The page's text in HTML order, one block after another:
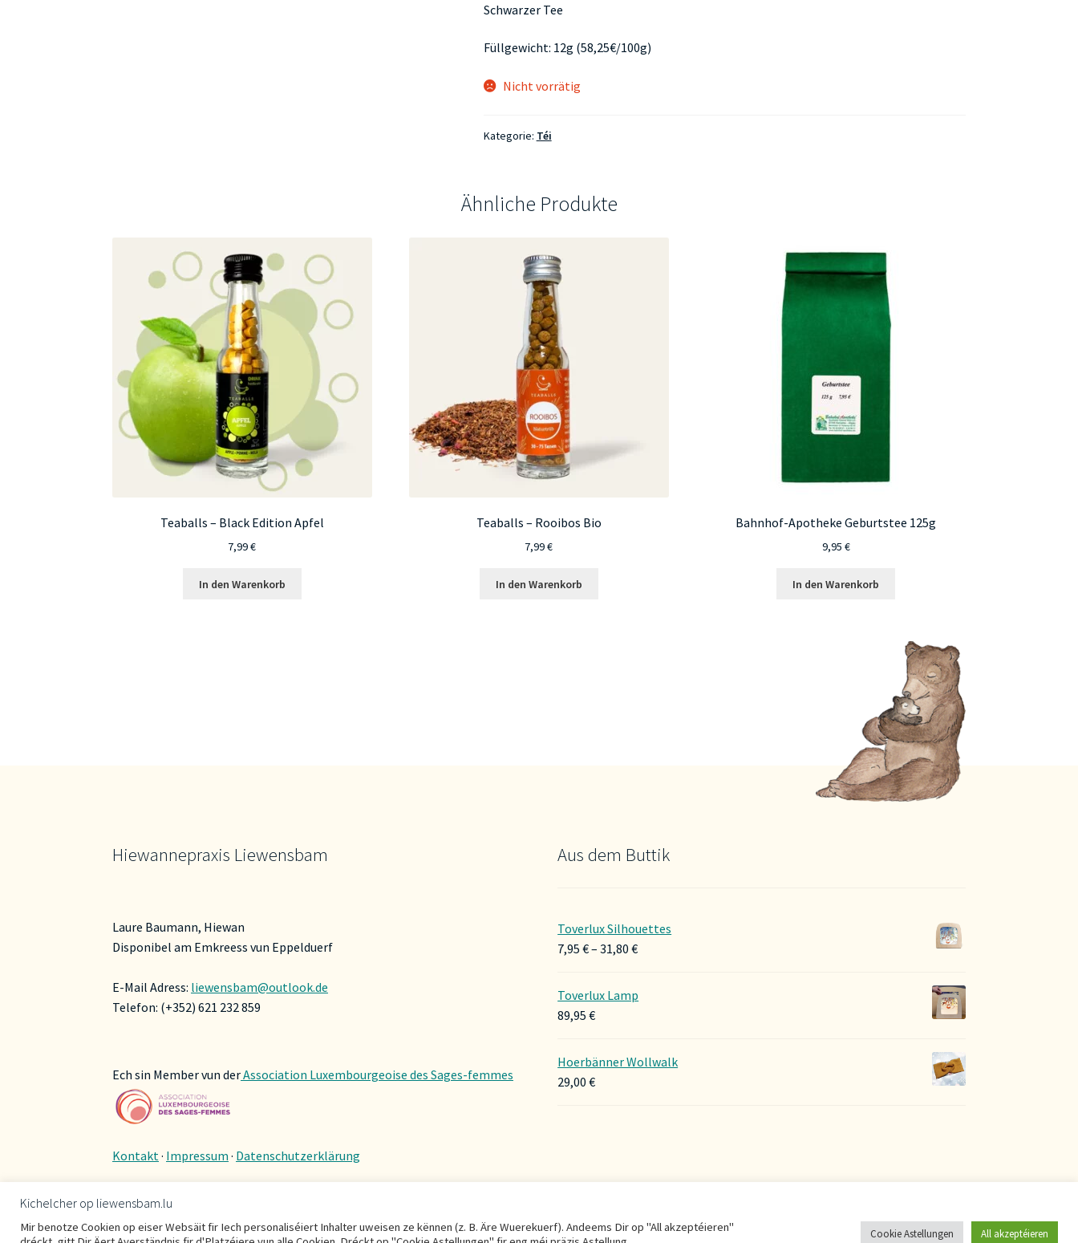
Schwarzer Tee
Füllgewicht: 12g (58,25€/100g)
Nicht vorrätig
Kategorie: Téi
Ähnliche Produkte
Teaballs – Black Edition Apfel
7,99€
In den Warenkorb
Teaballs – Rooibos Bio
7,99€
In den Warenkorb
Bahnhof-Apotheke Geburtstee 125g
9,95 €
In den Warenkorb
Hiewannepraxis Liewensbam
Laure Baumann, Hiewan
Disponibel am Emkreess vun Eppelduerf
E-Mail Adress: liewensbam@outlook.de
Telefon: (+352) 621 232 859
Ech sin Member vun derAssociation Luxembourgeoise des Sages-femmes
Kontakt· Impressum · Datenschutzerklärung
Aus dem Buttik
Toverlux Silhouettes
7,95€–31,80€Preisspanne:
Toverlux Lamp
89,95€
Hoerbänner Wollwalk
29,00€
Kichelcher op liewensbam.lu
Mir benotze Cookien op eiser Websäit fir Iech personaliséiert Inhalter uweisen ze kënnen (z. B. Äre Wuerekuerf). Andeems Dir op "All akzeptéieren"
Cookie Astellungen All akzeptéieren